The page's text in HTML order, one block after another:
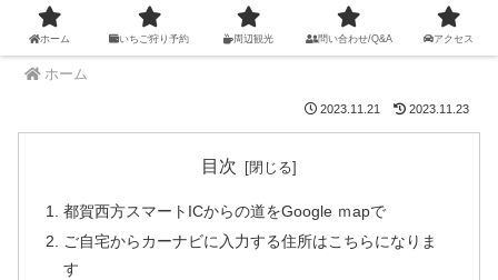
ホーム
2023.11.21 2023.11.23
目次
都賀西方スマートICからの道をGoogle ｍapで
ご自宅からカーナビに入力する住所はこちらになりま
す
ホーム いちご狩り予約 周辺観光 問い合わせ/Q&A アクセス